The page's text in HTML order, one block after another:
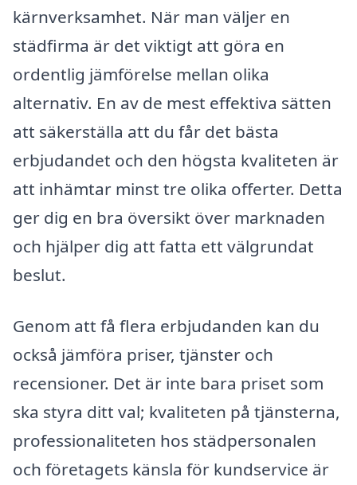
kärnverksamhet. När man väljer en
städfirma är det viktigt att göra en
ordentlig jämförelse mellan olika
alternativ. En av de mest effektiva sätten
att säkerställa att du får det bästa
erbjudandet och den högsta kvaliteten är
att inhämtar minst tre olika offerter. Detta
ger dig en bra översikt över marknaden
och hjälper dig att fatta ett välgrundat
beslut.
Genom att få flera erbjudanden kan du
också jämföra priser, tjänster och
recensioner. Det är inte bara priset som
ska styra ditt val; kvaliteten på tjänsterna,
professionaliteten hos städpersonalen
och företagets känsla för kundservice är